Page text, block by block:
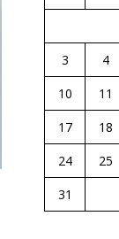
3
4
10
11
17
18
24
25
31